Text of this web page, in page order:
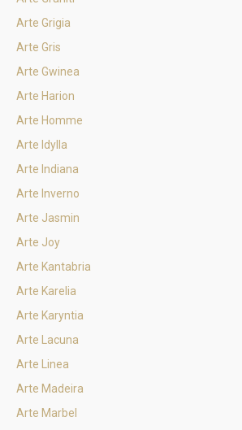
Arte Grigia
Arte Gris
Arte Gwinea
Arte Harion
Arte Homme
Arte Idylla
Arte Indiana
Arte Inverno
Arte Jasmin
Arte Joy
Arte Kantabria
Arte Karelia
Arte Karyntia
Arte Lacuna
Arte Linea
Arte Madeira
Arte Marbel